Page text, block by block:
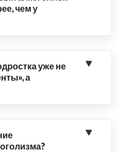
чем у
уже не
а